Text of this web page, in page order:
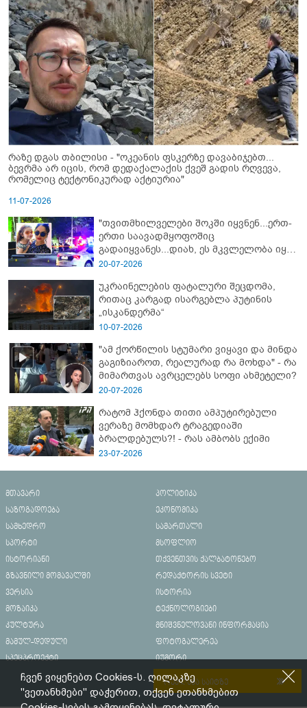
რაზე დგას თბილისი - "ოკეანის ფსკერზე დავაბიჯებთ...
ბევრმა არ იცის, რომ დედაქალაქის ქვეშ გადის რღვევა,
რომელიც ტექტონიკურად აქტიურია"
11-07-2026
"თვითმხილველები შოკში იყვნენ...ერთ-
ერთი საავადმყოფოშიც
გადაიყვანეს...დიახ, ეს მკვლელობა იყო"
- გორში დატრიალებული ტრაგედიის
20-07-2026
უკრაინელების ფატალური შეცდომა,
რითაც კარგად ისარგებლა პუტინის
„ისკანდერმა“
10-07-2026
"ამ ქორწილის სტუმარი ვიყავი და მინდა
გაგიზიაროთ, რეალურად რა მოხდა" - რა
მიმართვას ავრცელებს სოფი ახმეტელი?
20-07-2026
რატომ ჰქონდა თითი ამპუტირებული
ვერაზე მომხდარ ტრაგედიაში
ბრალდებულს?! - რას ამბობს ექიმი
23-07-2026
მთავარი
პოლიტიკა
საზოგადოება
ეკონომიკა
სამხედრო
სამართალი
სპორტი
მსოფლიო
ისტორიანი
თქვენთვის ქალბატონებო
გზავნილი მომავალში
რედაქტორის სვეტი
ვერსია
ისტორია
მოზაიკა
ტექნოლოგიები
კულტურა
მნიშვნელოვანი ინფორმაცია
მამულ-დედული
ფოტოგალერეა
სპეცპროექტი
იუმორი
რეკლამა საიტზე
ჩვენ ვიყენებთ Cookies-ს. ღილაკზე
"ვეთანხმები" დაჭერით, თქვენ ეთანხმებით